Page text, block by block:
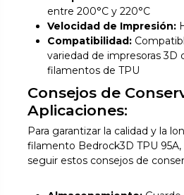
entre 200°C y 220°C
Velocidad de Impresión:
Compatibilidad:
variedad de impresoras 3D
filamentos de TPU
Consejos de
Aplicaciones:
Para garantizar la calidad y la
filamento Bedrock3D TPU
seguir estos consejos de